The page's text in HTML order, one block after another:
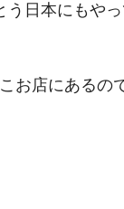
日本にもやっ
お店にあるの